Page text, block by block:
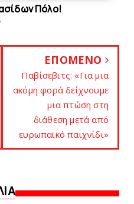
Πόλο!
ΕΠΟΜΕΝΟ
Παβίσεβιτς: «Για μια
ακόμη φoρά δείχνουμε
μια πτώση στη
διάθεση μετά από
ευρωπαϊκό παιχνίδι»